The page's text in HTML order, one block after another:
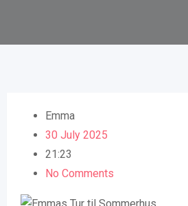
Emma
30 July 2025
21:23
No Comments